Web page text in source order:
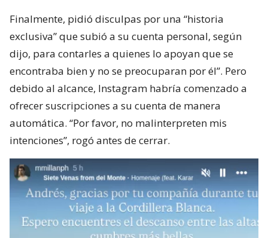
Finalmente, pidió disculpas por una “historia
exclusiva” que subió a su cuenta personal, según
dijo, para contarles a quienes lo apoyan que se
encontraba bien y no se preocuparan por él”. Pero
debido al alcance, Instagram habría comenzado a
ofrecer suscripciones a su cuenta de manera
automática. “Por favor, no malinterpreten mis
intenciones”, rogó antes de cerrar.